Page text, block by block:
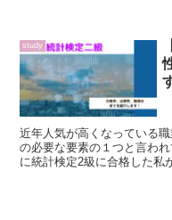
study
近年人気が高くなっている
の必要な要素の１つと言わ
に統計検定2級に合格した私